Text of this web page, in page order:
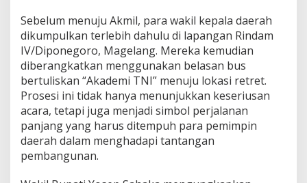
Sebelum menuju Akmil, para wakil kepala daerah
dikumpulkan terlebih dahulu di lapangan Rindam
IV/Diponegoro, Magelang. Mereka kemudian
diberangkatkan menggunakan belasan bus
bertuliskan “Akademi TNI” menuju lokasi retret.
Prosesi ini tidak hanya menunjukkan keseriusan
acara, tetapi juga menjadi simbol perjalanan
panjang yang harus ditempuh para pemimpin
daerah dalam menghadapi tantangan
pembangunan.